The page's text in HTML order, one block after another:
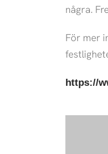
några.
För mer
https://